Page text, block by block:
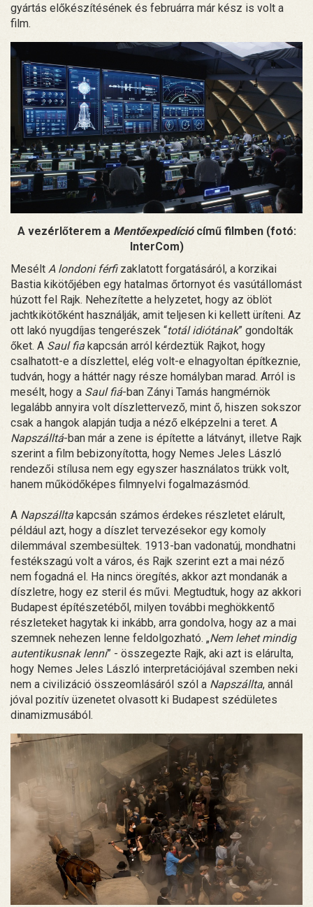
gyártás előkészítésének és februárra már kész is volt a
film.
A vezérlőterem a Mentőexpedíciócímű filmben (fotó:
InterCom)
Mesélt A londoni férfizaklatott forgatásáról, a korzikai
Bastia kikötőjében egy hatalmas őrtornyot és vasútállomást
húzott fel Rajk. Nehezítette a helyzetet, hogy az öblöt
jachtkikötőként használják, amit teljesen ki kellett üríteni. Az
ott lakó nyugdíjas tengerészek “totál idiótának” gondolták
őket. A Saul fia kapcsán arról kérdeztük Rajkot, hogy
csalhatott-e a díszlettel, elég volt-e elnagyoltan építkeznie,
tudván, hogy a háttér nagy része homályban marad. Arról is
mesélt, hogy a Saul fiá-ban Zányi Tamás hangmérnök
legalább annyira volt díszlettervező, mint ő, hiszen sokszor
csak a hangok alapján tudja a néző elképzelni a teret. A
Napszálltá-ban már a zene is építette a látványt, illetve Rajk
szerint a film bebizonyította, hogy Nemes Jeles László
rendezői stílusa nem egy egyszer használatos trükk volt,
hanem működőképes filmnyelvi fogalmazásmód.
A Napszállta kapcsán számos érdekes részletet elárult,
például azt, hogy a díszlet tervezésekor egy komoly
dilemmával szembesültek. 1913-ban vadonatúj, mondhatni
festékszagú volt a város, és Rajk szerint ezt a mai néző
nem fogadná el. Ha nincs öregítés, akkor azt mondanák a
díszletre, hogy ez steril és művi. Megtudtuk, hogy az akkori
Budapest építészetéből, milyen további meghökkentő
részleteket hagytak ki inkább, arra gondolva, hogy az a mai
szemnek nehezen lenne feldolgozható. „Nem lehet mindig
autentikusnak lenni” - összegezte Rajk, aki azt is elárulta,
hogy Nemes Jeles László interpretációjával szemben neki
nem a civilizáció összeomlásáról szól a Napszállta, annál
jóval pozitív üzenetet olvasott ki Budapest szédületes
dinamizmusából.